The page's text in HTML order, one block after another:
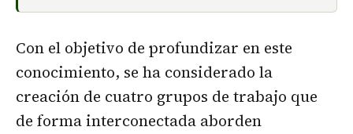
Con el objetivo de profundizar en este
conocimiento, se ha considerado la
creación de cuatro grupos de trabajo que
de forma interconectada aborden